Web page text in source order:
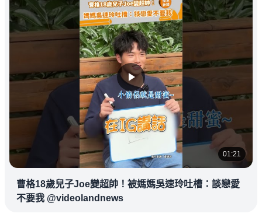
01:21
曹格18歲兒子Joe變超帥！被媽媽吳速玲吐槽：談戀愛
不要我 @videolandnews